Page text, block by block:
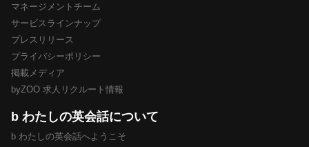
マネージメントチーム
サービスラインナップ
プレスリリース
プライバシーポリシー
掲載メディア
byZOO 求人リクルート情報
b わたしの英会話について
b わたしの英会話へようこそ